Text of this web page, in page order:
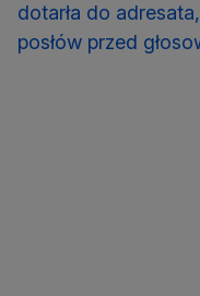
dotarła do
posłów przed